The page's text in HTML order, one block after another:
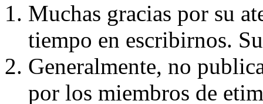
Muchas gracias por su
tiempo en escribirnos.
Generalmente, no
por los miembros de